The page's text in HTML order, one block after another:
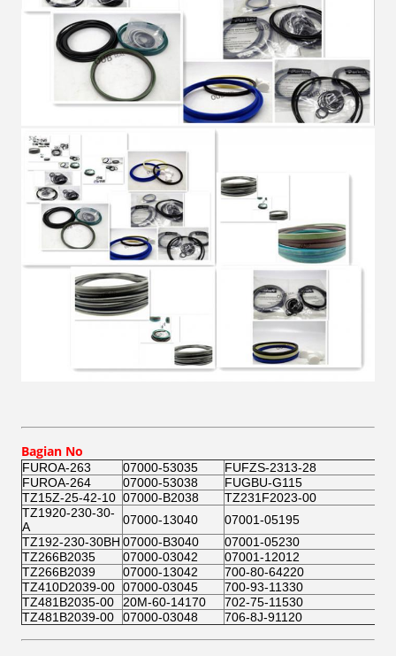
Bagian No
FUROA-263 07000-53035
FUFZS-2313-28
FUROA-264
07000-53038
FUGBU-G115
TZ15Z-25-42-10 07000-B2038
TZ231F2023-00
TZ1920-230-30-
A
07000-13040
07001-05195
TZ192-230-30BH 07000-B3040
07001-05230
TZ266B2035
07000-03042
07001-12012
TZ266B2039
07000-13042
700-80-64220
TZ410D2039-00 07000-03045
700-93-11330
TZ481B2035-00
20M-60-14170
702-75-11530
TZ481B2039-00
07000-03048 706-8J-91120